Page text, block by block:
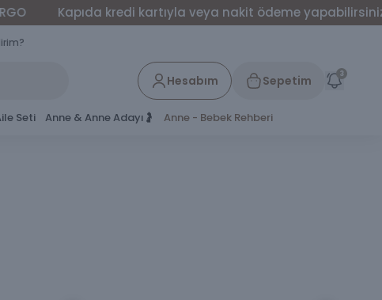
kredi kartıyla veya nakit ödeme yapabilirsiniz.
Hesabım Sepetim 3
Seti Anne & Anne Adayı🤰 Anne - Bebek Rehberi